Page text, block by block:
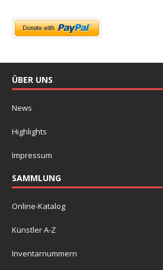
ÜBER UNS
News
Highlights
Impressum
SAMMLUNG
Online-Katalog
Künstler A-Z
Inventarnummern